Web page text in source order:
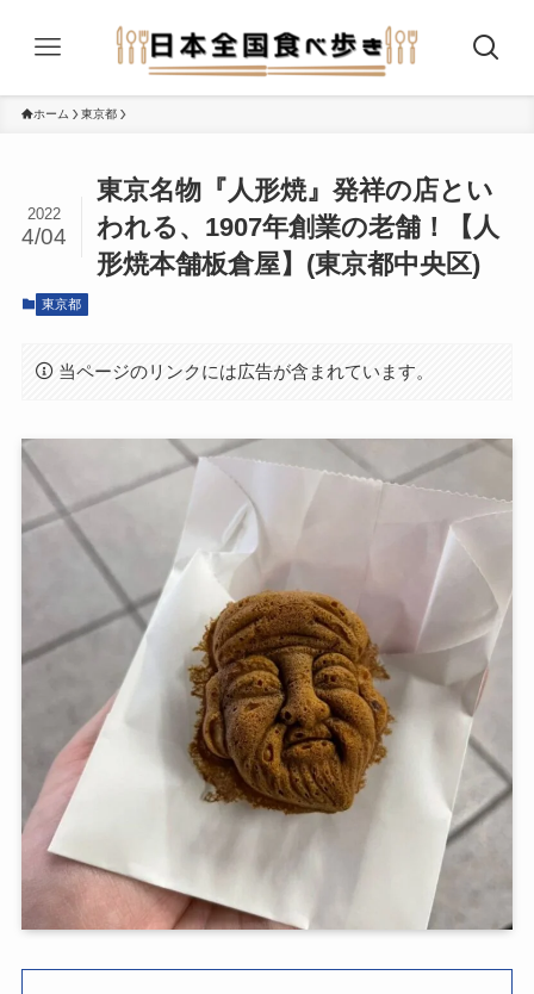
ホーム 東京都
東京名物『人形焼』発祥の店とい
われる、1907年創業の老舗！【人
形焼本舗板倉屋】(東京都中央区)
2022
4/04
東京都
当ページのリンクには広告が含まれています。